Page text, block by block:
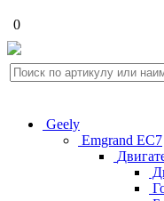
0
Geely
Emgrand EC7